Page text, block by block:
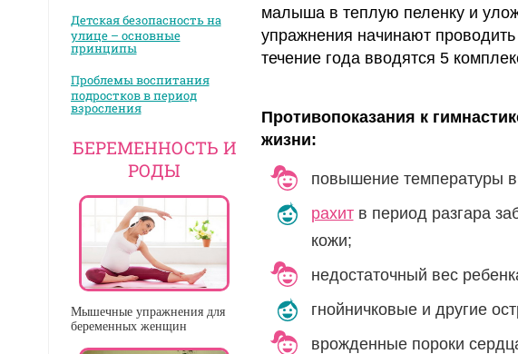
Детская безопасность на
улице – основные
принципы
Проблемы воспитания
подростков в период
взросления
БЕРЕМЕННОСТЬ И
РОДЫ
Мышечные упражнения для
беременных женщин
малыша в теплую пеленку и
упражнения начинают
течение года вводятся 5
Противопоказания к
жизни:
повышение температуры
рахитв период разгара
кожи;
недостаточный вес
гнойничковые и другие
врожденные пороки